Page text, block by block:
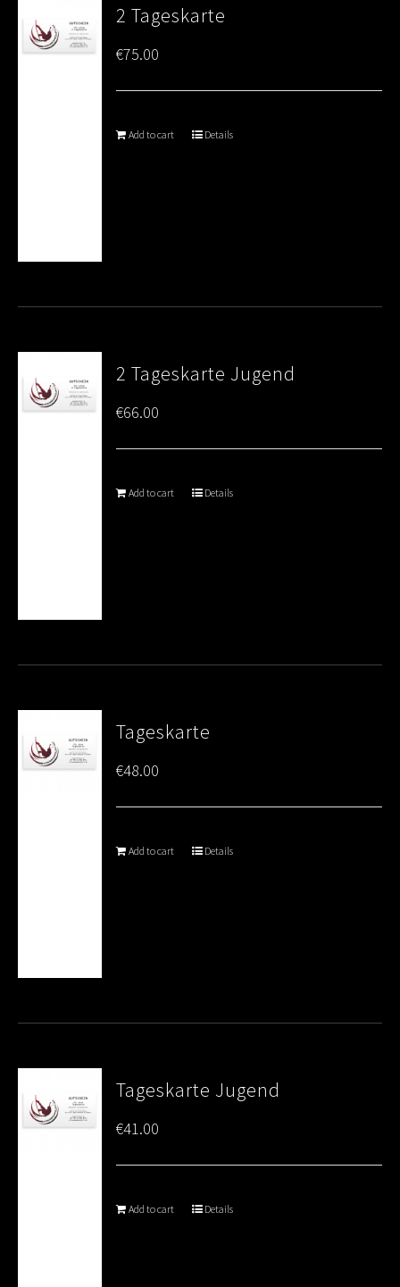
2 Tageskarte
€75.00
Add to cart Details
2 Tageskarte Jugend
€66.00
Add to cart Details
Tageskarte
€48.00
Add to cart Details
Tageskarte Jugend
€41.00
Add to cart Details